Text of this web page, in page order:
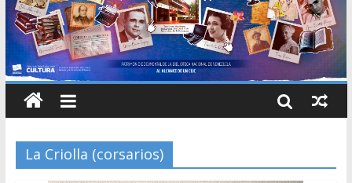
Catálogo temático de obras de Modesta Bor
La Criolla (corsarios)